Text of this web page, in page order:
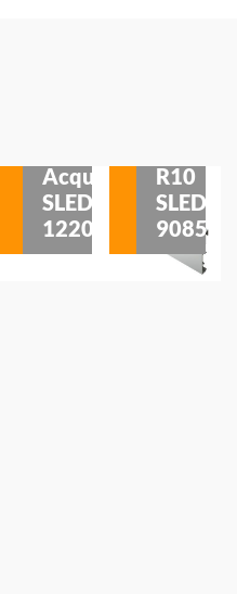
Acqua
SLED
1220
R10
SLED
9085